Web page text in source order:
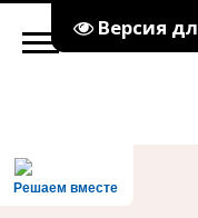
Версия
Решаем вместе